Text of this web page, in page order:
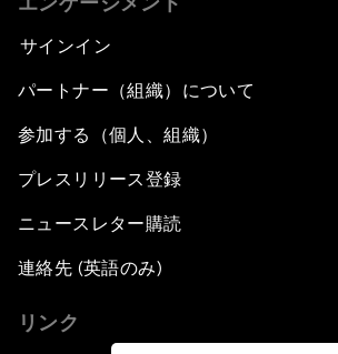
サインイン
パートナー（組織）について
参加する（個人、組織）
プレスリリース登録
ニュースレター購読
連絡先 (英語のみ)
リンク